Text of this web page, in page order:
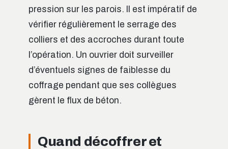
pression sur les parois. Il est impératif de
vérifier régulièrement le serrage des
colliers et des accroches durant toute
l’opération. Un ouvrier doit surveiller
d’éventuels signes de faiblesse du
coffrage pendant que ses collègues
gèrent le flux de béton.
Quand décoffrer et